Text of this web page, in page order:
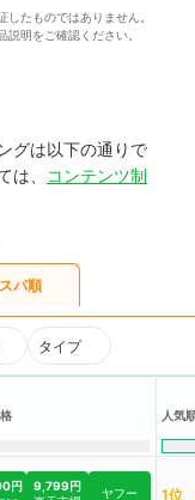
たものではありません。
明をご確認ください。
グは以下の通りで
は、
コンテンツ制
パ順
タイプ
人気
円
9,799円
ヤフー 1位